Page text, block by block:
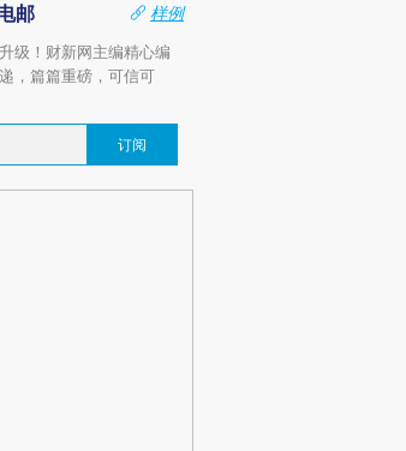
邮
样例
级！财新网主编精心编
，篇篇重磅，可信可
订阅